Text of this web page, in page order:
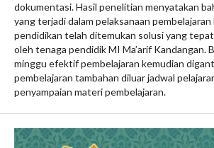
dokumentasi. Hasil penelitian menyatakan
yang terjadi dalam pelaksanaan
pendidikan telah ditemukan solusi yang
oleh tenaga pendidik MI Ma’arif Kandangan.
minggu efektif pembelajaran kemudian
pembelajaran tambahan diluar jadwal
penyampaian materi pembelajaran.